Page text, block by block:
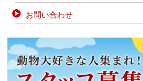
お問い合わせ